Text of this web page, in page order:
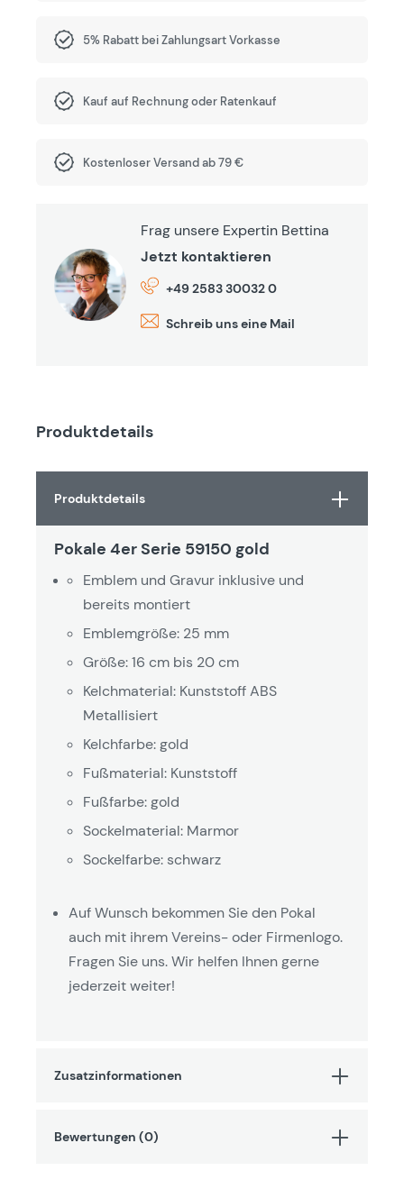
5% Rabatt bei Zahlungsart Vorkasse
Kauf auf Rechnung oder Ratenkauf
Kostenloser Versand ab 79 €
Frag unsere Expertin Bettina
Jetzt kontaktieren
+49 2583 30032 0
Schreib uns eine Mail
Produktdetails
Produktdetails
Pokale 4er Serie 59150 gold
Emblem und Gravur inklusive und
bereits montiert
Emblemgröße: 25 mm
Größe: 16 cm bis 20 cm
Kelchmaterial: Kunststoff ABS
Metallisiert
Kelchfarbe: gold
Fußmaterial: Kunststoff
Fußfarbe: gold
Sockelmaterial: Marmor
Sockelfarbe: schwarz
Auf Wunsch bekommen Sie den Pokal
auch mit ihrem Vereins- oder Firmenlogo.
Fragen Sie uns. Wir helfen Ihnen gerne
jederzeit weiter!
Zusatzinformationen
Bewertungen (0)